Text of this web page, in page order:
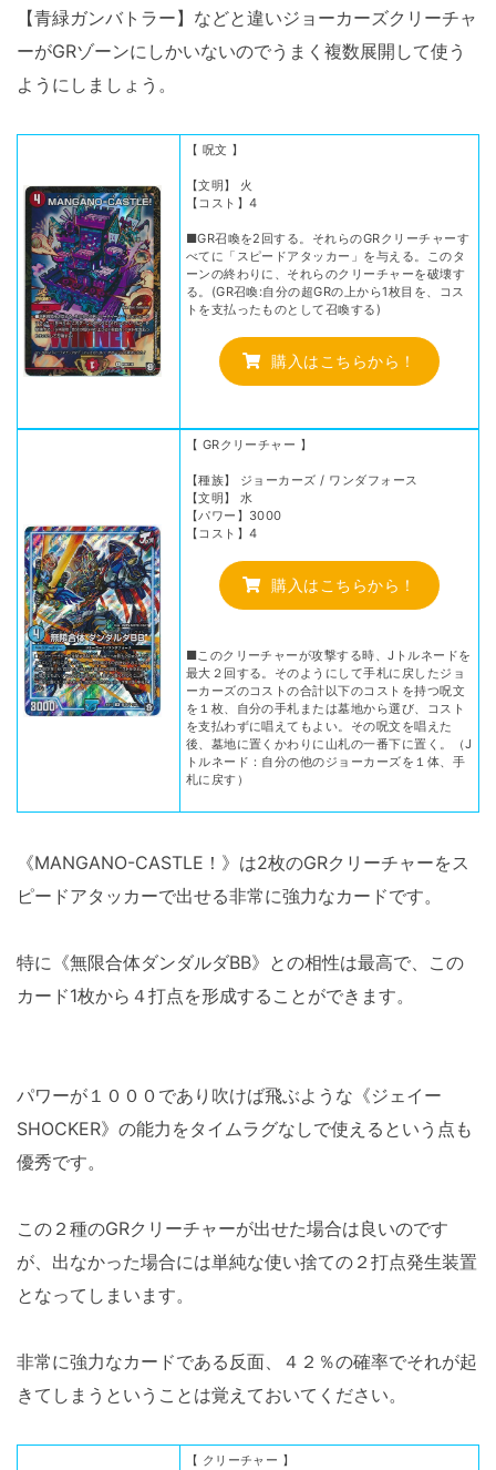
【青緑ガンバトラー】などと違いジョーカーズクリーチャ
ーがGRゾーンにしかいないのでうまく複数展開して使う
ようにしましょう。
【 呪文 】
【文明】 火
【コスト】4
■GR召喚を2回する。それらのGRクリーチャーす
べてに「スピードアタッカー」を与える。このタ
ーンの終わりに、それらのクリーチャーを破壊す
る。(GR召喚:自分の超GRの上から1枚目を、コス
トを支払ったものとして召喚する)
購入はこちらから！
【 GRクリーチャー 】
【種族】 ジョーカーズ / ワンダフォース
【文明】 水
【パワー】3000
【コスト】4
購入はこちらから！
■このクリーチャーが攻撃する時、Jトルネードを
最大２回する。そのようにして手札に戻したジョ
ーカーズのコストの合計以下のコストを持つ呪文
を１枚、自分の手札または墓地から選び、コスト
を支払わずに唱えてもよい。その呪文を唱えた
後、墓地に置くかわりに山札の一番下に置く。（J
トルネード：自分の他のジョーカーズを１体、手
札に戻す）
《MANGANO-CASTLE！》は2枚のGRクリーチャーをス
ピードアタッカーで出せる非常に強力なカードです。
特に《無限合体ダンダルダBB》との相性は最高で、この
カード1枚から４打点を形成することができます。
パワーが１０００であり吹けば飛ぶような《ジェイー
SHOCKER》の能力をタイムラグなしで使えるという点も
優秀です。
この２種のGRクリーチャーが出せた場合は良いのです
が、出なかった場合には単純な使い捨ての２打点発生装置
となってしまいます。
非常に強力なカードである反面、４２％の確率でそれが起
きてしまうということは覚えておいてください。
【 クリーチャー 】